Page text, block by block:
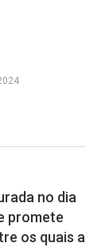
no dia
promete
os quais a